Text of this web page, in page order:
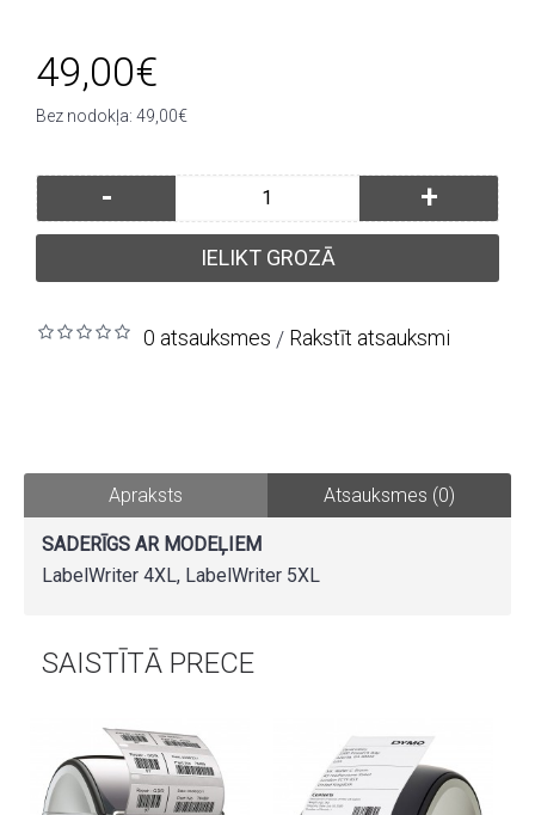
49,00€
Bez nodokļa: 49,00€
- +
IELIKT GROZĀ
0 atsauksmes / Rakstīt atsauksmi
Apraksts Atsauksmes (0)
SADERĪGS AR MODEĻIEM
LabelWriter 4XL, LabelWriter 5XL
SAISTĪTĀ PRECE